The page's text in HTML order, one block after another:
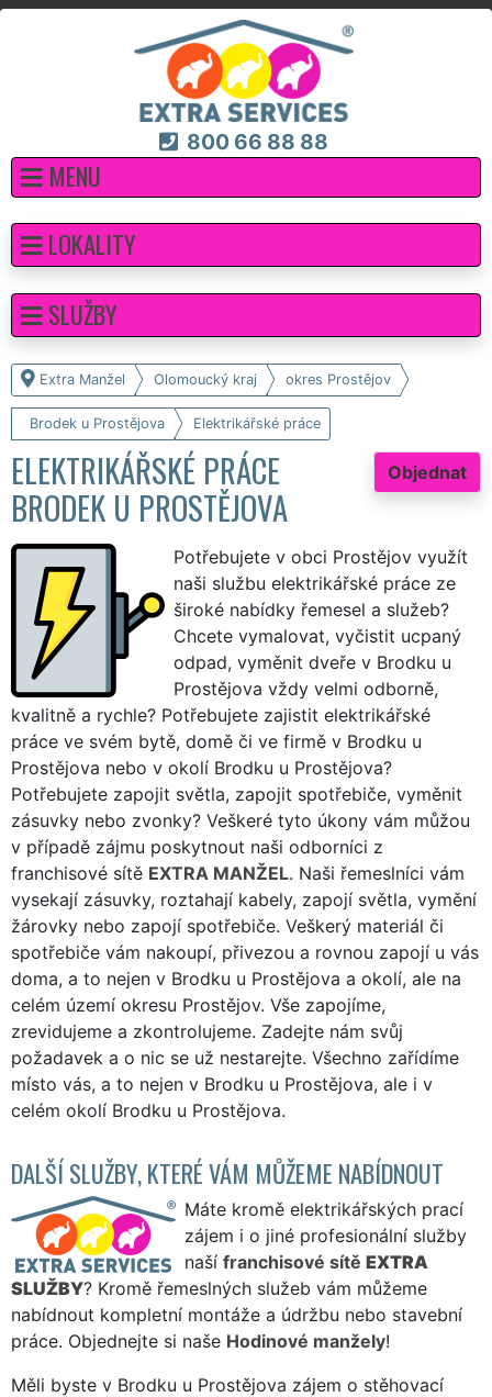
800 66 88 88
MENU
Extra Manžel Olomoucký kraj okres Prostějov
Brodek u Prostějova Elektrikářské práce
Objednat
ELEKTRIKÁŘSKÉ PRÁCE
BRODEK U PROSTĚJOVA
Potřebujete v obci Prostějov využít
naši službu elektrikářské práce ze
široké nabídky řemesel a služeb?
Chcete vymalovat, vyčistit ucpaný
odpad, vyměnit dveře v Brodku u
Prostějova vždy velmi odborně,
kvalitně a rychle? Potřebujete zajistit elektrikářské
práce ve svém bytě, domě či ve firmě v Brodku u
Prostějova nebo v okolí Brodku u Prostějova?
Potřebujete zapojit světla, zapojit spotřebiče, vyměnit
zásuvky nebo zvonky? Veškeré tyto úkony vám můžou
v případě zájmu poskytnout naši odborníci z
franchisové sítě EXTRA MANŽEL. Naši řemeslníci vám
vysekají zásuvky, roztahají kabely, zapojí světla, vymění
žárovky nebo zapojí spotřebiče. Veškerý materiál či
spotřebiče vám nakoupí, přivezou a rovnou zapojí u vás
doma, a to nejen v Brodku u Prostějova a okolí, ale na
celém území okresu Prostějov. Vše zapojíme,
zrevidujeme a zkontrolujeme. Zadejte nám svůj
požadavek a o nic se už nestarejte. Všechno zařídíme
místo vás, a to nejen v Brodku u Prostějova, ale i v
celém okolí Brodku u Prostějova.
DALŠÍ SLUŽBY, KTERÉ VÁM MŮŽEME NABÍDNOUT
Máte kromě elektrikářských prací
zájem i o jiné profesionální služby
naší franchisové sítě EXTRA
SLUŽBY? Kromě řemeslných služeb vám můžeme
nabídnout kompletní montáže a údržbu nebo stavební
práce. Objednejte si naše Hodinové manžely!
Měli byste v Brodku u Prostějova zájem o stěhovací
LOKALITY
SLUŽBY